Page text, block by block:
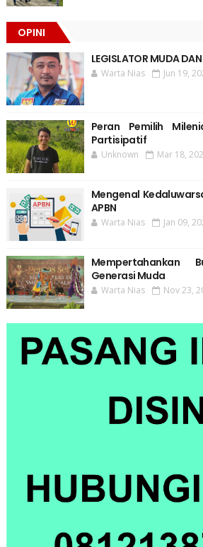
OPINI
LEGISLATOR MUDA
Warta Nias Jun 19,
Peran Pemilih
Partisipatif
Unknown Mar 18,
Mengenal
APBN
Warta Nias Jan 09,
Mempertahankan
Generasi Muda
Warta Nias Nov 23,